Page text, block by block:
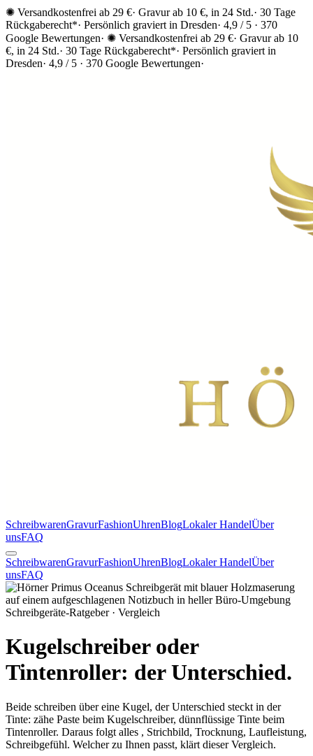
✺ Versandkostenfrei ab 29 €· Gravur ab 10 €, in 24 Std.· 30 Tage
Rückgaberecht*· Persönlich graviert in Dresden· 4,9 / 5 · 370
Google Bewertungen· ✺ Versandkostenfrei ab 29 €· Gravur ab 10
€, in 24 Std.· 30 Tage Rückgaberecht*· Persönlich graviert in
Dresden· 4,9 / 5 · 370 Google Bewertungen·
SchreibwarenGravurFashionUhrenBlogLokaler HandelÜber
unsFAQ
SchreibwarenGravurFashionUhrenBlogLokaler HandelÜber
unsFAQ
Schreibgeräte-Ratgeber · Vergleich
Kugelschreiber oder
Tintenroller: der Unterschied.
Beide schreiben über eine Kugel, der Unterschied steckt in der
Tinte: zähe Paste beim Kugelschreiber, dünnflüssige Tinte beim
Tintenroller. Daraus folgt alles , Strichbild, Trocknung, Laufleistung,
Schreibgefühl. Welcher zu Ihnen passt, klärt dieser Vergleich.